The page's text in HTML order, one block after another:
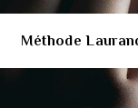
Méthode